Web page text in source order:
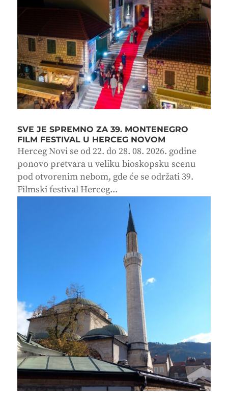
SVE JE SPREMNO ZA 39. MONTENEGRO
FILM FESTIVAL U HERCEG NOVOM
Herceg Novi se od 22. do 28. 08. 2026. godine
ponovo pretvara u veliku bioskopsku scenu
pod otvorenim nebom, gde će se održati 39.
Filmski festival Herceg...